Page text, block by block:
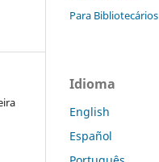
Para Bibliotecários
Idioma
English
Español